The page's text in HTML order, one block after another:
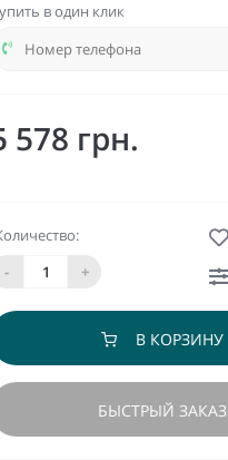
в один клик
578 грн.
-
+
В КОРЗИНУ
БЫСТРЫЙ ЗАКАЗ